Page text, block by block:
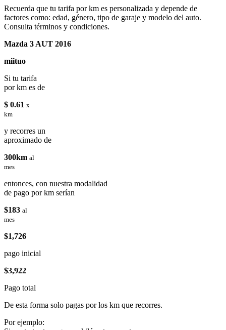
Recuerda que tu tarifa por km es personalizada y depende de
factores como: edad, género, tipo de garaje y modelo del auto.
Consulta términos y condiciones.
Mazda 3 AUT 2016
miituo
Si tu tarifa
por km es de
$ 0.61 x
km
y recorres un
aproximado de
300km al
mes
entonces, con nuestra modalidad
de pago por km serían
$183 al
mes
$1,726
pago inicial
$3,922
Pago total
De esta forma solo pagas por los km que recorres.
Por ejemplo: